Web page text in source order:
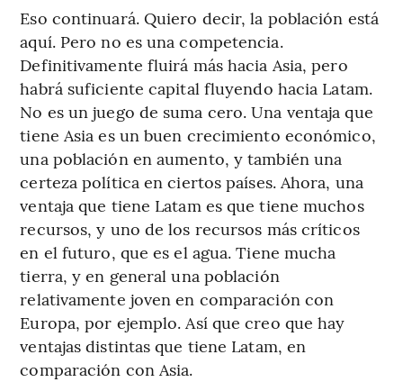
Eso continuará. Quiero decir, la población está
aquí. Pero no es una competencia.
Definitivamente fluirá más hacia Asia, pero
habrá suficiente capital fluyendo hacia Latam.
No es un juego de suma cero. Una ventaja que
tiene Asia es un buen crecimiento económico,
una población en aumento, y también una
certeza política en ciertos países. Ahora, una
ventaja que tiene Latam es que tiene muchos
recursos, y uno de los recursos más críticos
en el futuro, que es el agua. Tiene mucha
tierra, y en general una población
relativamente joven en comparación con
Europa, por ejemplo. Así que creo que hay
ventajas distintas que tiene Latam, en
comparación con Asia.